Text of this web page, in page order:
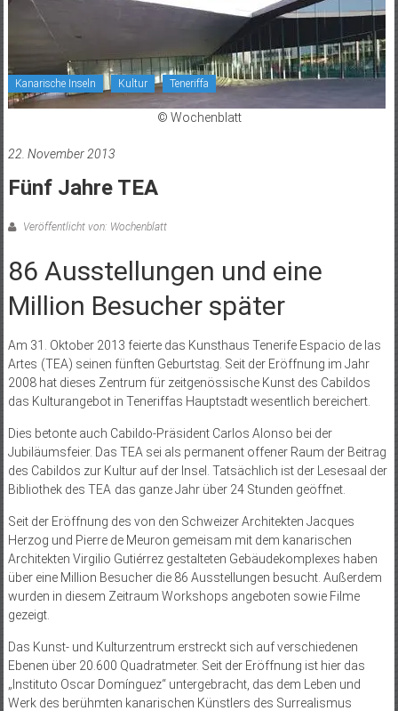
Kanarische Inseln Kultur Teneriffa
© Wochenblatt
22. November 2013
Fünf Jahre TEA
Veröffentlicht von: Wochenblatt
86 Ausstellungen und eine
Million Besucher später
Am 31. Oktober 2013 feierte das Kunsthaus Tenerife Espacio de las
Artes (TEA) seinen fünften Geburtstag. Seit der Eröffnung im Jahr
2008 hat dieses Zentrum für zeitgenössische Kunst des Cabildos
das Kulturangebot in Teneriffas Hauptstadt wesentlich bereichert.
Dies betonte auch Cabildo-Präsident Carlos Alonso bei der
Jubiläumsfeier. Das TEA sei als permanent offener Raum der Beitrag
des Cabildos zur Kultur auf der Insel. Tatsächlich ist der Lesesaal der
Bibliothek des TEA das ganze Jahr über 24 Stunden geöffnet.
Seit der Eröffnung des von den Schweizer Architekten Jacques
Herzog und Pierre de Meuron gemeisam mit dem kanarischen
Architekten Virgilio Gutiérrez gestalteten Gebäudekomplexes haben
über eine Million Besucher die 86 Ausstellungen besucht. Außerdem
wurden in diesem Zeitraum Workshops angeboten sowie Filme
gezeigt.
Das Kunst- und Kulturzentrum erstreckt sich auf verschiedenen
Ebenen über 20.600 Quadratmeter. Seit der Eröffnung ist hier das
„Instituto Oscar Domínguez“ untergebracht, das dem Leben und
Werk des berühmten kanarischen Künstlers des Surrealismus